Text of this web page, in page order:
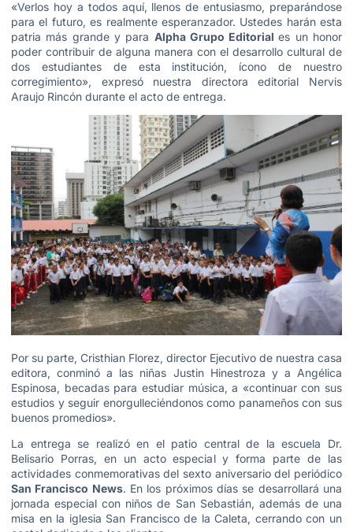
«Verlos hoy a todos aquí, llenos de entusiasmo, preparándose
para el futuro, es realmente esperanzador. Ustedes harán esta
patria más grande y para Alpha Grupo Editoriales un honor
poder contribuir de alguna manera con el desarrollo cultural de
dos estudiantes de esta institución, ícono de nuestro
corregimiento», expresó nuestra directora editorial Nervis
Araujo Rincón durante el acto de entrega.
Por su parte, Cristhian Florez, director Ejecutivo de nuestra casa
editora, conminó a las niñas Justin Hinestroza y a Angélica
Espinosa, becadas para estudiar música, a «continuar con sus
estudios y seguir enorgulleciéndonos como panameños con sus
buenos promedios».
La entrega se realizó en el patio central de la escuela Dr.
Belisario Porras, en un acto especial y forma parte de las
actividades conmemorativas del sexto aniversario del periódico
San Francisco News. En los próximos días se desarrollará una
jornada especial con niños de San Sebastián, además de una
misa en la iglesia San Francisco de la Caleta, cerrando con un